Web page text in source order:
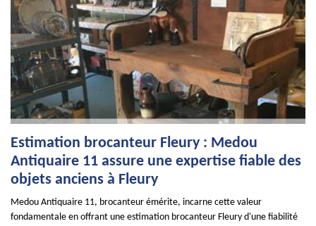
Estimation brocanteur Fleury : Medou
Antiquaire 11 assure une expertise fiable des
objets anciens à Fleury
Medou Antiquaire 11, brocanteur émérite, incarne cette valeur
fondamentale en offrant une estimation brocanteur Fleury d'une fiabilité